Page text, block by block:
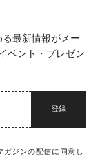
る最新情報がメー
ベント・プレゼン
登録
ジンの配信に同意し